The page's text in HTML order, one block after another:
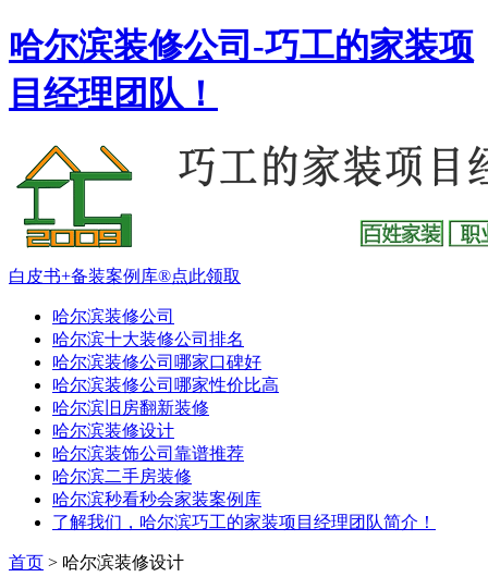
哈尔滨装修公司-巧工的家装项
目经理团队！
白皮书+备装案例库®点此领取
哈尔滨装修公司
哈尔滨十大装修公司排名
哈尔滨装修公司哪家口碑好
哈尔滨装修公司哪家性价比高
哈尔滨旧房翻新装修
哈尔滨装修设计
哈尔滨装饰公司靠谱推荐
哈尔滨二手房装修
哈尔滨秒看秒会家装案例库
了解我们，哈尔滨巧工的家装项目经理团队简介！
首页 > 哈尔滨装修设计